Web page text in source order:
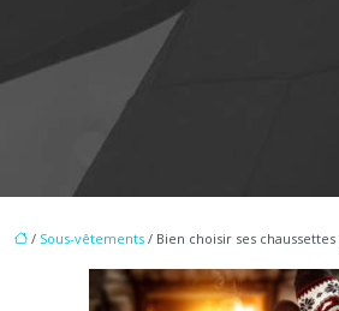
/ Sous-vêtements / Bien choisir ses